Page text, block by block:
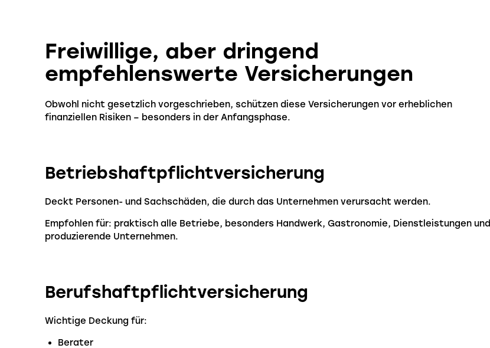
Freiwillige, aber dringend
empfehlenswerte Versicherungen
Obwohl nicht gesetzlich vorgeschrieben, schützen diese Versicherungen vor erheblichen
finanziellen Risiken – besonders in der Anfangsphase.
Betriebshaftpflichtversicherung
Deckt Personen- und Sachschäden, die durch das Unternehmen verursacht werden.
Empfohlen für: praktisch alle Betriebe, besonders Handwerk, Gastronomie, Dienstleistungen und
produzierende Unternehmen.
Berufshaftpflichtversicherung
Wichtige Deckung für:
Berater